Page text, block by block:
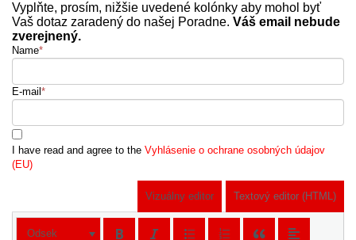
Vyplňte, prosím, nižšie uvedené kolónky aby mohol byť
Vaš dotaz zaradený do našej Poradne. Váš email nebude
zverejnený.
Name*
E-mail *
I have read and agree to the Vyhlásenie o ochrane osobných údajov
(EU)
Vizuálny editor Textový editor (HTML)
Odsek